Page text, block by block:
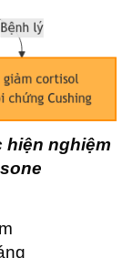
hiện nghiệm